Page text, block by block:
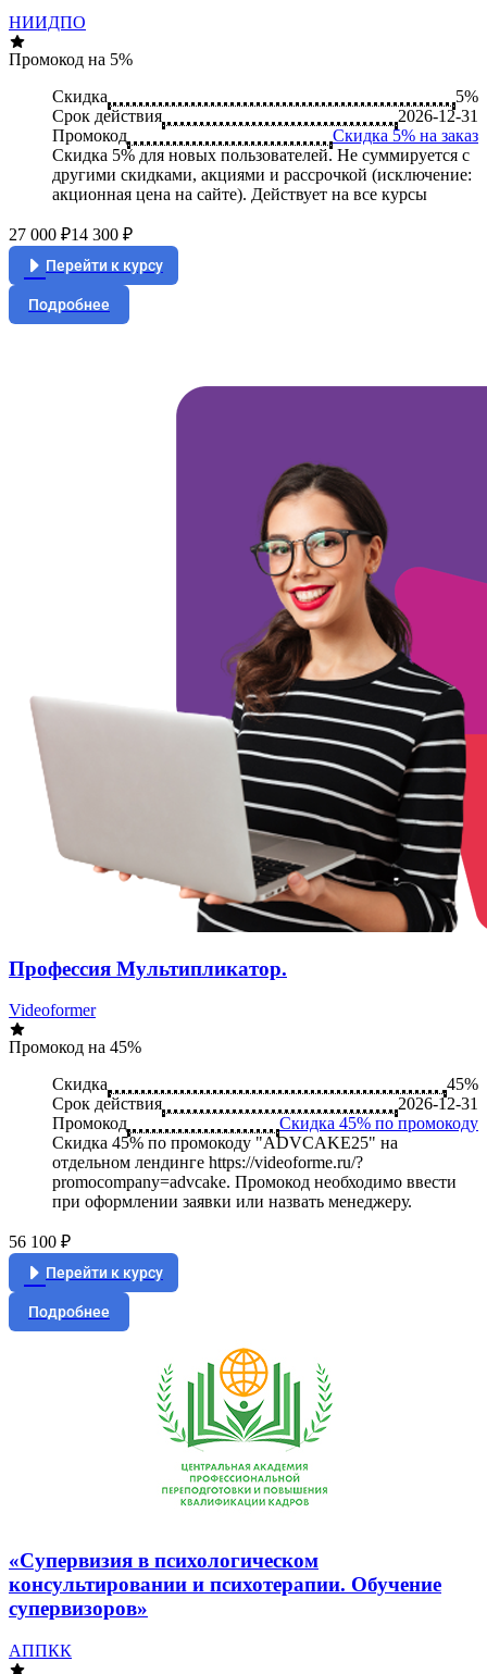
НИИДПО
Промокод на 5%
Скидка
5%
Срок действия
2026-12-31
Промокод
Скидка 5% на заказ
Скидка 5% для новых пользователей. Не суммируется c
другими скидками, акциями и рассрочкой (исключение:
акционная цена на сайте). Действует на все курсы
27 000 ₽14 300 ₽
Перейти к курсу
Подробнее
Профессия Мультипликатор.
Videoformer
Промокод на 45%
Скидка
45%
Срок действия
2026-12-31
Промокод
Скидка 45% по промокоду
Скидка 45% по промокоду "ADVCAKE25" на
отдельном лендинге https://videoforme.ru/?
promocompany=advcake. Промокод необходимо ввести
при оформлении заявки или назвать менеджеру.
56 100 ₽
Перейти к курсу
Подробнее
«Супервизия в психологическом
консультировании и психотерапии. Обучение
супервизоров»
АППКК